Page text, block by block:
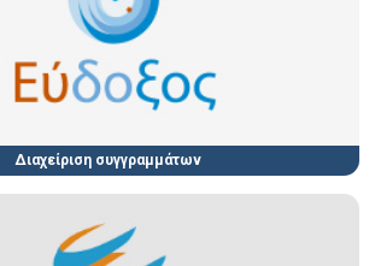
Διαχείριση συγγραμμάτων